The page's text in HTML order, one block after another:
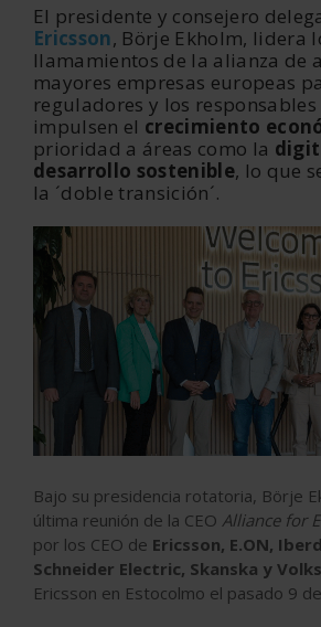
El presidente y consejero
Ericsson, Börje Ekholm, lidera
llamamientos de la alianza de
mayores empresas europeas
reguladores y los
impulsen el crecimiento
prioridad a áreas como la
desarrollo sostenible, lo que
la ´doble transición´.
Bajo su presidencia rotatoria, Börje
última reunión de la CEO Alliance for
por los CEO de Ericsson, E.ON,
Schneider Electric, Skanska y
Ericsson en Estocolmo el pasado 9